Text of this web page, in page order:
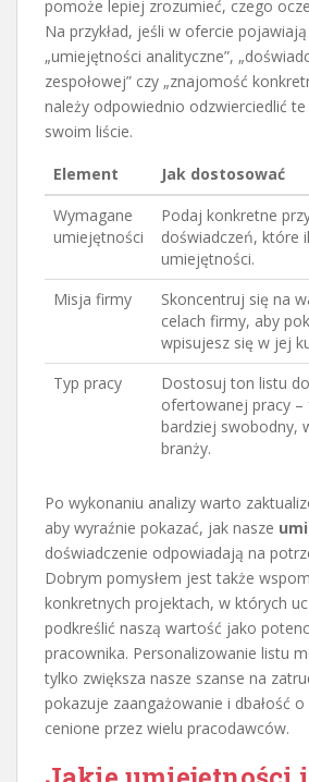
pomoże lepiej zrozumieć, czego
Na przykład, jeśli w ofercie
„umiejętności analityczne”,
zespołowej” czy „znajomość
należy odpowiednio odzwierciedlić
swoim liście.
Element
Jak dostosować
Wymagane
umiejętności
Podaj konkretne
doświadczeń, które
umiejętności.
Misja firmy
Skoncentruj się na
celach firmy, aby
wpisujesz się w jej
Typ pracy
Dostosuj ton listu
ofertowanej pracy –
bardziej swobodny,
branży.
Po wykonaniu analizy warto
aby wyraźnie pokazać, jak nasze
doświadczenie odpowiadają na
Dobrym pomysłem jest także
konkretnych projektach, w których
podkreślić naszą wartość jako
pracownika. Personalizowanie listu
tylko zwiększa nasze szanse na
pokazuje zaangażowanie i dbałość
cenione przez wielu pracodawców.